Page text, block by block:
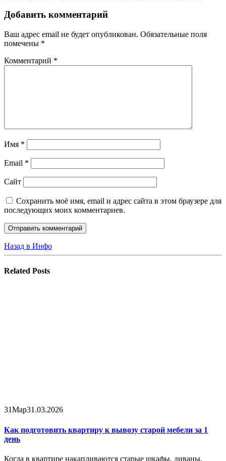
Добавить комментарий
Ваш адрес email не будет опубликован. Обязательные поля
помечены *
Комментарий *
Имя *
Email *
Сайт
Сохранить моё имя, email и адрес сайта в этом браузере для
последующих моих комментариев.
Назад в Инфо
Related Posts
31Мар31.03.2026
Как подготовить квартиру к вывозу старой мебели за 1
день
Когда в квартире накапливаются старые шкафы, диваны,